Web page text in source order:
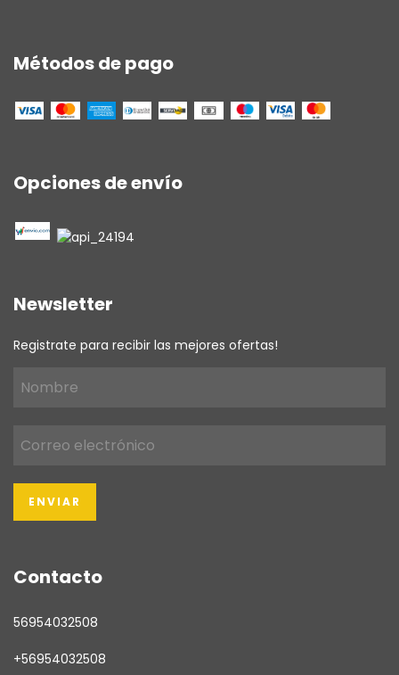
Métodos de pago
Opciones de envío
Newsletter
Registrate para recibir las mejores ofertas!
Contacto
56954032508
+56954032508